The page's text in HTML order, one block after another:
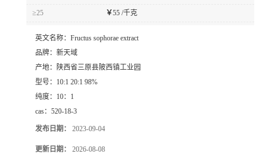
≥25 ￥55 /千克
英文名称： Fructus sophorae extract
品牌： 新天域
产地：
陕西省三原县陂西镇工业园
型号： 10:1 20:1 98%
纯度： 10：1
cas： 520-18-3
发布日期： 2023-09-04
更新日期： 2026-08-08